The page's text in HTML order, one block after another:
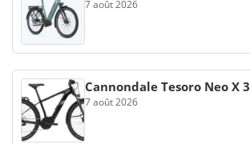
7 août 2026
Cannondale Tesoro Neo X 3
7 août 2026